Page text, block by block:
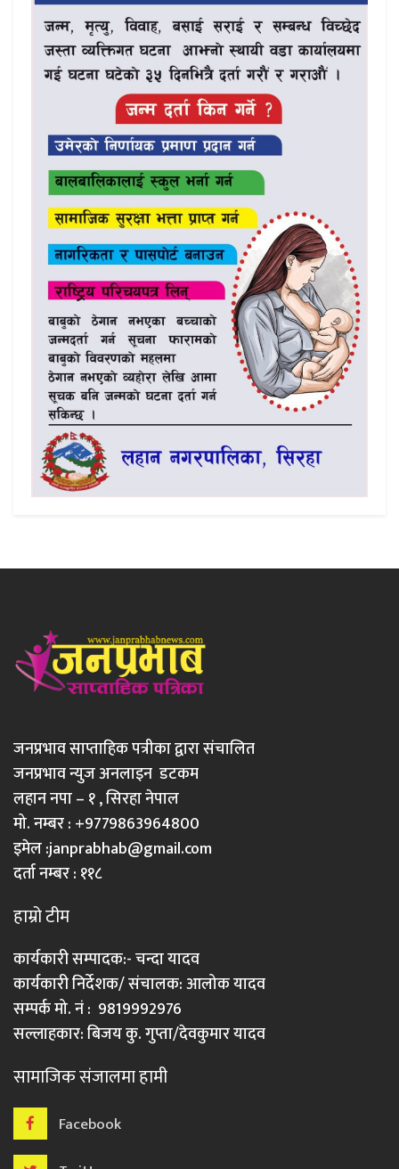
जनप्रभाव साप्ताहिक पत्रीका द्वारा संचालित
जनप्रभाव न्युज अनलाइन डटकम
लहान नपा – १ , सिरहा नेपाल
मो. नम्बर : +9779863964800
इमेल :janprabhab@gmail.com
दर्ता नम्बर : ११८
हाम्रो टीम
कार्यकारी सम्पादक:- चन्दा यादव
कार्यकारी निर्देशक/ संचालक: आलोक यादव
सम्पर्क मो. नं : 9819992976
सल्लाहकार: बिजय कु. गुप्ता/देवकुमार यादव
सामाजिक संजालमा हामी
Facebook